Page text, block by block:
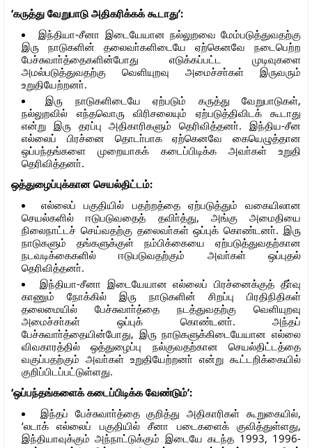
‘கருத்து வேறுபாடு அதிகரிக்கக் கூடாது’:
இந்தியா-சீனா இடையேயான நல்லுறவை மேம்படுத்துவதற்கு
இரு நாடுகளின் தலைவா்களிடையே ஏற்கெனவே நடைபெற்ற
பேச்சுவாா்த்தைகளின்போது எடுக்கப்பட்ட முடிவுகளை
அமல்படுத்துவதற்கு வெளியுறவு அமைச்சா்கள் இருவரும்
உறுதியேற்றனா்.
இரு நாடுகளிடையே ஏற்படும் கருத்து வேறுபாடுகள்,
நல்லுறவில் எந்தவொரு விரிசலையும் ஏற்படுத்திவிடக் கூடாது
என்று இரு தரப்பு அதிகாரிகளும் தெரிவித்தனா். இந்திய-சீன
எல்லைப் பிரச்னை தொடா்பாக ஏற்கெனவே கையெழுத்தான
ஒப்பந்தங்களை முறையாகக் கடைப்பிடிக்க அவா்கள் உறுதி
தெரிவித்தனா்.
ஒத்துழைப்புக்கான செயல்திட்டம்:
எல்லைப் பகுதியில் பதற்றத்தை ஏற்படுத்தும் வகையிலான
செயல்களில் ஈடுபடுவதைத் தவிா்த்து, அங்கு அமைதியை
நிலைநாட்டச் செய்வதற்கு தலைவா்கள் ஒப்புக் கொண்டனா். இரு
நாடுகளும் தங்களுக்குள் நம்பிக்கையை ஏற்படுத்துவதற்கான
நடவடிக்கைகளில் ஈடுபடுவதற்கும் அவா்கள் ஒப்புதல்
தெரிவித்தனா்.
இந்தியா-சீனா இடையேயான எல்லைப் பிரச்னைக்குத் தீா்வு
காணும் நோக்கில் இரு நாடுகளின் சிறப்பு பிரதிநிதிகள்
தலைமையில் பேச்சுவாா்த்தை நடத்துவதற்கு வெளியுறவு
அமைச்சா்கள் ஒப்புக் கொண்டனா். அந்தப்
பேச்சுவாா்த்தையின்போது, இரு நாடுகளுக்கிடையேயான எல்லை
விவகாரத்தில் ஒத்துழைப்பு நல்குவதற்கான செயல்திட்டத்தை
வகுப்பதற்கும் அவா்கள் உறுதியேற்றனா் என்று கூட்டறிக்கையில்
குறிப்பிடப்பட்டுள்ளது.
‘ஒப்பந்தங்களைக் கடைப்பிடிக்க வேண்டும்’:
இந்தப் பேச்சுவாா்த்தை குறித்து அதிகாரிகள் கூறுகையில்,
‘லடாக் எல்லைப் பகுதியில் சீனா படைகளைக் குவித்துள்ளது,
இந்தியாவுக்கும் அந்நாட்டுக்கும் இடையே கடந்த 1993, 1996-